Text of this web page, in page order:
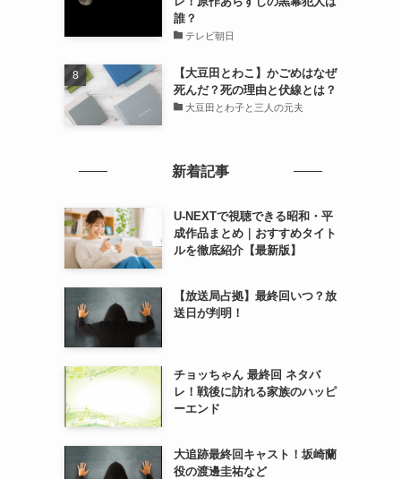
誰？
テレビ朝日
【大豆田とわこ】かごめはなぜ
死んだ？死の理由と伏線とは？
大豆田とわ子と三人の元夫
新着記事
U-NEXTで視聴できる昭和・平
成作品まとめ｜おすすめタイト
ルを徹底紹介【最新版】
【放送局占拠】最終回いつ？放
送日が判明！
チョッちゃん 最終回 ネタバ
レ！戦後に訪れる家族のハッピ
ーエンド
大追跡最終回キャスト！坂崎蘭
役の渡邊圭祐など